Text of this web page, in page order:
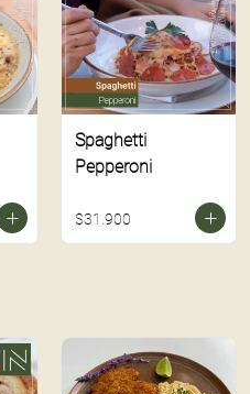
Spaghetti
Pepperoni
$31.900